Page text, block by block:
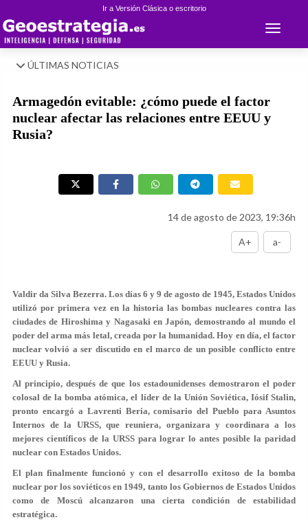
Ir a Versión Clásica o escritorio
Toggle
ÚLTIMAS NOTICIAS
Armagedón evitable: ¿cómo puede el factor
nuclear afectar las relaciones entre EEUU y
Rusia?
14 de agosto de 2023, 19:36h
A+ a-
Valdir da Silva Bezerra. Los días 6 y 9 de agosto de 1945, Estados Unidos
utilizó por primera vez en la historia las bombas nucleares contra las
ciudades de Hiroshima y Nagasaki en Japón, demostrando al mundo el
poder del arma más letal, creada por la humanidad. Hoy en día, el factor
nuclear volvió a ser discutido en el marco de un posible conflicto entre
EEUU y Rusia.
Al principio, después de que los estadounidenses demostraron el poder
colosal de la bomba atómica, el líder de la Unión Soviética, Iósif Stalin,
pronto encargó a Lavrenti Beria, comisario del Pueblo para Asuntos
Internos de la URSS, que reuniera, organizara y coordinara a los
mejores científicos de la URSS para lograr lo antes posible la paridad
nuclear con Estados Unidos.
El plan finalmente funcionó y con el desarrollo exitoso de la bomba
nuclear por los soviéticos en 1949, tanto los Gobiernos de Estados Unidos
como de Moscú alcanzaron una cierta condición de estabilidad
estratégica.